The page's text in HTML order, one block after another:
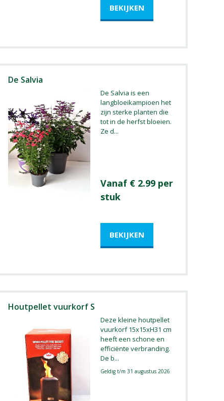
De Salvia
De Salvia is een
langbloeikampioen het
zijn sterke planten die
tot in de herfst bloeien.
Ze d...
Vanaf € 2.99 per
stuk
Houtpellet vuurkorf S
Deze kleine houtpellet
vuurkorf 15x15xH31 cm
heeft een schone en
efficiënte verbranding.
De b...
Geldig t/m 31 augustus 2026